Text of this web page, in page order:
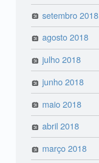
setembro 2018
agosto 2018
julho 2018
junho 2018
maio 2018
abril 2018
março 2018